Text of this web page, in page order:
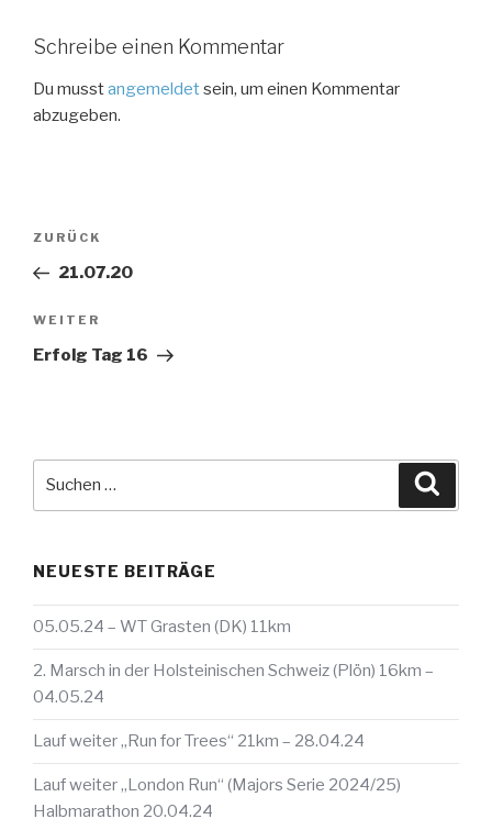
Schreibe einen Kommentar
Du musstangemeldetsein, um einen Kommentar
abzugeben.
Beitragsnavigation
Vorheriger
Beitrag
ZURÜCK
21.07.20
Nächster
Beitrag
WEITER
Erfolg Tag 16
NEUESTE BEITRÄGE
05.05.24 – WT Grasten (DK) 11km
2. Marsch in der Holsteinischen Schweiz (Plön) 16km –
04.05.24
Lauf weiter „Run for Trees“ 21km – 28.04.24
Lauf weiter „London Run“ (Majors Serie 2024/25)
Halbmarathon 20.04.24